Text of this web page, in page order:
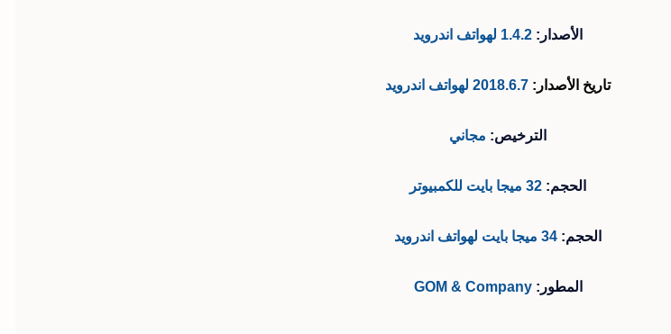
الأصدار: 1.4.2 لهواتف اندرويد
تاريخ الأصدار: 2018.6.7 لهواتف اندرويد
الترخيص: مجاني
الحجم: 32 ميجا بايت للكمبيوتر
الحجم: 34 ميجا بايت لهواتف اندرويد
المطور:GOM & Company